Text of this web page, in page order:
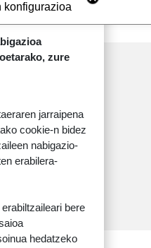
konfigurazioa
zure
jarraipena
cookie-n bidez
nabigazio-
erabilera-
bere
hedatzeko